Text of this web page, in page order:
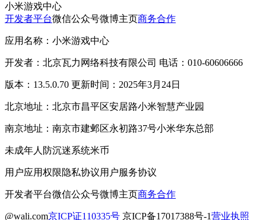
小米游戏中心
开发者平台微信公众号微博主页商务合作
应用名称：小米游戏中心
开发者：北京瓦力网络科技有限公司 电话：010-60606666
版本：13.5.0.70 更新时间：2025年3月24日
北京地址：北京市昌平区安居路小米智慧产业园
南京地址：南京市建邺区永初路37号小米华东总部
未成年人防沉迷系统米币
用户应用权限隐私协议用户服务协议
开发者平台微信公众号微博主页商务合作
@wali.com京ICP证110335号 京ICP备17017388号-1营业执照